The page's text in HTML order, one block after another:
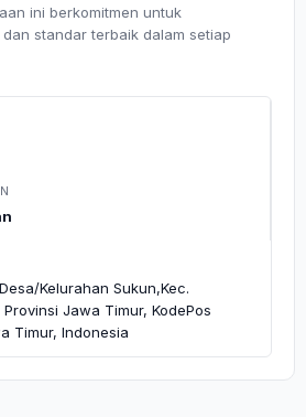
ini berkomitmen untuk
standar terbaik dalam setiap
Kelurahan Sukun,Kec.
Jawa Timur, KodePos
Timur, Indonesia